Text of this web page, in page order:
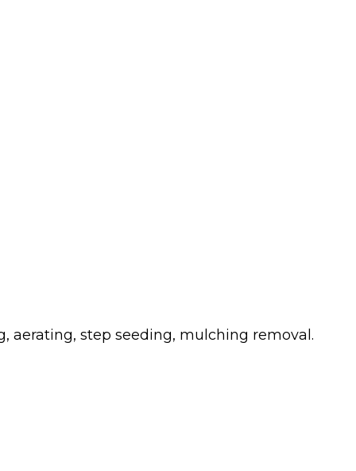
step seeding, mulching removal.